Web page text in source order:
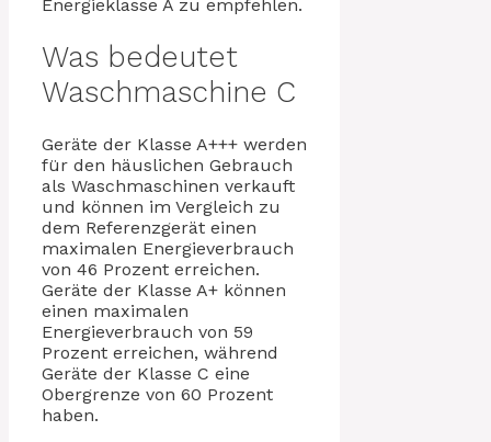
Energieklasse A zu empfehlen.
Was bedeutet
Waschmaschine C
Geräte der Klasse A+++ werden
für den häuslichen Gebrauch
als Waschmaschinen verkauft
und können im Vergleich zu
dem Referenzgerät einen
maximalen Energieverbrauch
von 46 Prozent erreichen.
Geräte der Klasse A+ können
einen maximalen
Energieverbrauch von 59
Prozent erreichen, während
Geräte der Klasse C eine
Obergrenze von 60 Prozent
haben.